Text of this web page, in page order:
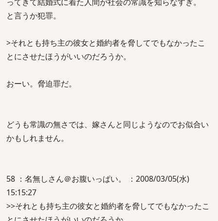
と言うか犯罪。
>それとも持ち主の彼女と婚約者を脅してでもなかったこ
とにさせたほうがいいのだろうか。
おーい。脅迫罪だ。
どうも常識の無さでは、嫁さんと同じようなのでお似合い
かもしれません。
58 ：名無しさん＠お腹いっぱい。 ：2008/03/05(水)
15:15:27
>>それとも持ち主の彼女と婚約者を脅してでもなかったこ